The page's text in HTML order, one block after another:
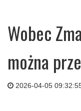
Wobec
można
2026-04-05